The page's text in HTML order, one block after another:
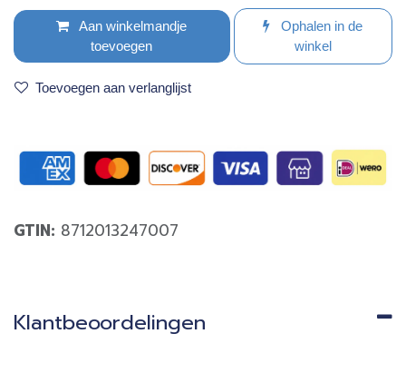
Aan winkelmandje
toevoegen
Ophalen in de
winkel
Toevoegen aan verlanglijst
GTIN: 8712013247007
Klantbeoordelingen